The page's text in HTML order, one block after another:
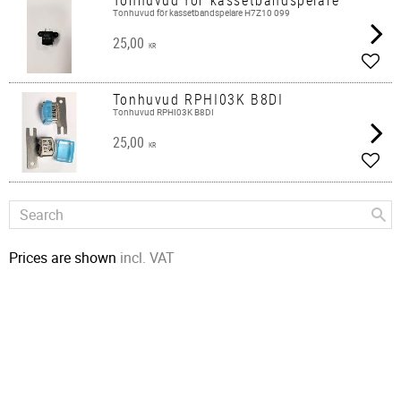
Tonhuvud för kassetbandspelare H7Z10 099
25,00 KR
Add
Tonhuvud RPHI03K B8DI
Tonhuvud RPHI03K B8DI
25,00 KR
Add
Prices are shown incl. VAT